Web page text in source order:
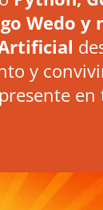
Wedo y
y